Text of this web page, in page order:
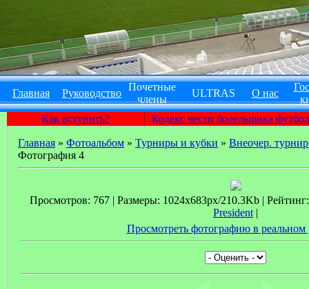
Главная Руководство
Почетные
члены
ULTRAS О нас
Как вступить?
Кодекс чести болельщика
Главная » Фотоальбом » Турниры и кубки » Внеочер.
Фотография 4
Просмотров: 767 | Размеры: 1024x683px/210.3Kb |
President |
Просмотреть фотографию в реальном